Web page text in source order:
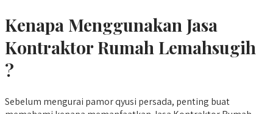
Kenapa Menggunakan Jasa
Kontraktor Rumah Lemahsugih
?
Sebelum mengurai pamor qyusi persada, penting buat